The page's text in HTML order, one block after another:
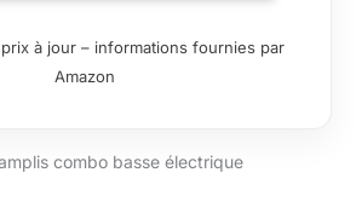
basse puissant et
volume, basse,
personnalisé du son
à jour – informations fournies par
Amazon
combo basse électrique